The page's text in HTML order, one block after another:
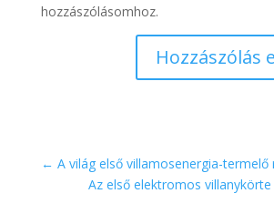
hozzászólásomhoz.
Hozzászólás
← A világ első villamosenergia-termelő
Az első elektromos